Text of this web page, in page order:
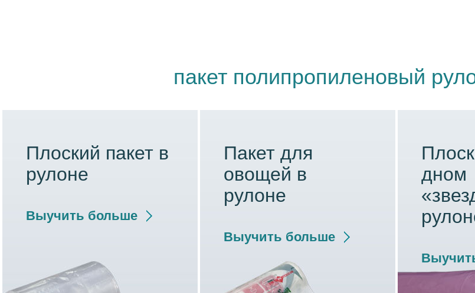
пакет полипропиленовый
Плоский пакет в
рулоне
Выучить больше
Пакет для
овощей в
рулоне
Выучить больше
дном